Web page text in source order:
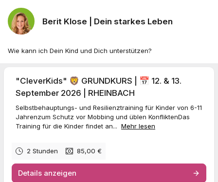
Berit Klose | Dein starkes Leben
Wie kann ich Dein Kind und Dich unterstützen?
"CleverKids" 🦁 GRUNDKURS | 📅 12. & 13.
September 2026 | RHEINBACH
Selbstbehauptungs- und Resilienztraining für Kinder von 6-11
Jahrenzum Schutz vor Mobbing und üblen KonfliktenDas
Training für die Kinder findet an... Mehr lesen
2 Stunden 85,00 €
Details anzeigen